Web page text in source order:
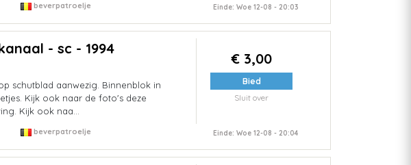
beverpatroelje Einde: Woe 12-08 - 20:03
- sc - 1994
schutblad aanwezig. Binnenblok in
Kijk ook naar de foto's deze
Kijk ook naa...
€ 3,00
Bied
Sluit over
beverpatroelje Einde: Woe 12-08 - 20:04